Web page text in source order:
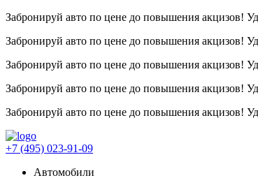
Забронируй авто по цене до повышения акцизов!
Забронируй авто по цене до повышения акцизов!
Забронируй авто по цене до повышения акцизов!
Забронируй авто по цене до повышения акцизов!
Забронируй авто по цене до повышения акцизов!
+7 (495) 023-91-09
Автомобили